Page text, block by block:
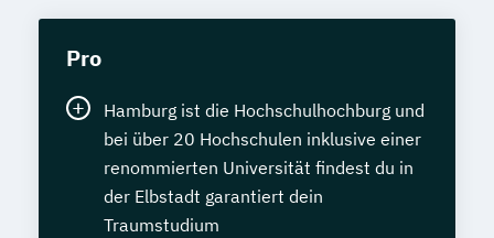
Pro
Hamburg ist die Hochschulhochburg und
bei über 20 Hochschulen inklusive einer
renommierten Universität findest du in
der Elbstadt garantiert dein
Traumstudium